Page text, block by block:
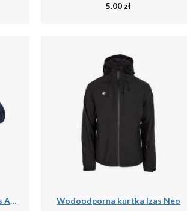
5.00 zł
Bluza z kapturem męskie Vans Athletic Wodoodporna kurtka Izas Neo